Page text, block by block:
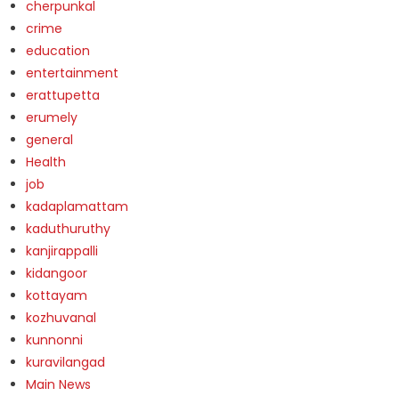
cherpunkal
crime
education
entertainment
erattupetta
erumely
general
Health
job
kadaplamattam
kaduthuruthy
kanjirappalli
kidangoor
kottayam
kozhuvanal
kunnonni
kuravilangad
Main News